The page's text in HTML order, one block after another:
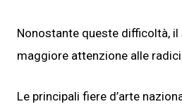
Nonostante queste difficoltà,
maggiore attenzione alle
Le principali fiere d’arte